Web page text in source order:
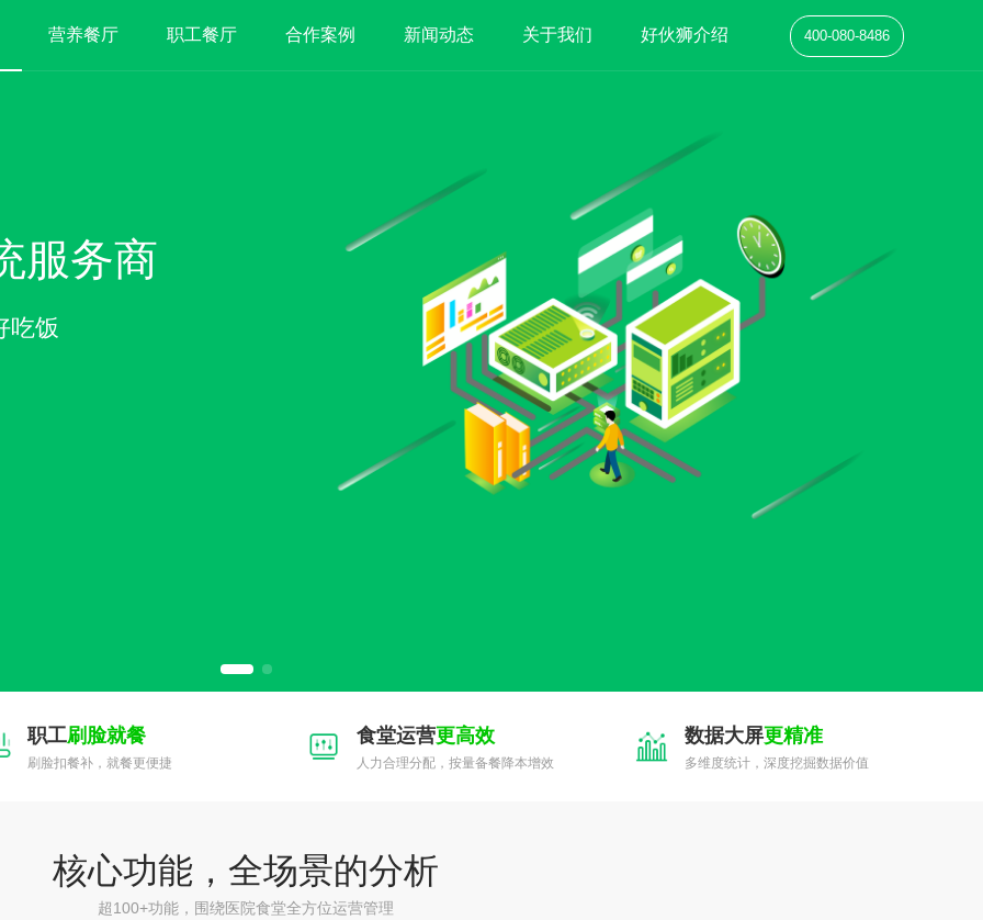
营养餐厅 职工餐厅 合作案例 新闻动态 关于我们 好伙狮介绍 400-080-8486
服务商
吃饭
职工刷脸就餐
刷脸扣餐补，就餐更便捷
食堂运营更高效
人力合理分配，按量备餐降本增效
数据大屏更精准
多维度统计，深度挖掘数据价值
核心功能，全场景的分析
超100+功能，围绕医院食堂全方位运营管理